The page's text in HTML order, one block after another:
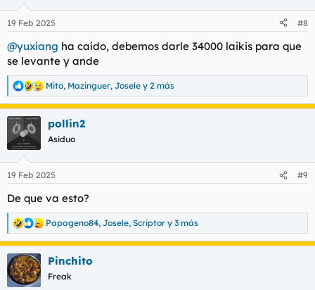
e
:
19 Feb 2025 #8
@yuxiang ha caído, debemos darle 34000 laikis para que
se levante y ande
R
e
a
c
c
i
e
:
Mito, Mazinguer, Josele y 2 más
pollin2
Asiduo
19 Feb 2025 #9
De que va esto?
R
e
a
c
c
i
Papageno84, Josele, Scriptor y 3 más
Pinchito
Freak